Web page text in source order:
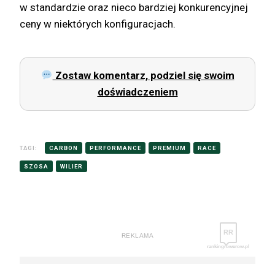
w standardzie oraz nieco bardziej konkurencyjnej
ceny w niektórych konfiguracjach.
Zostaw komentarz, podziel się swoim
doświadczeniem
TAGI: CARBON PERFORMANCE PREMIUM RACE
SZOSA WILIER
REKLAMA RR
rankingrowerow.pl